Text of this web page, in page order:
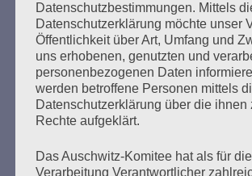
Seitennummerierung
der
Beiträge
1
Am 8. Mai wäre dann Gelegenheit,
Datenschutzbestimmungen. Mittels
Datenschutzerklärung möchte unser
Öffentlichkeit über Art, Umfang und
uns erhobenen, genutzten und
personenbezogenen Daten
werden betroffene Personen mittels
Datenschutzerklärung über die ihnen
Rechte aufgeklärt.
Das Auschwitz-Komitee hat als für die
Verarbeitung Verantwortlicher